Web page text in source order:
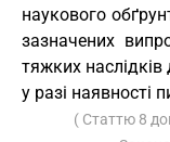
наукового
зазначених
тяжких
у разі наявності
( Статтю 8